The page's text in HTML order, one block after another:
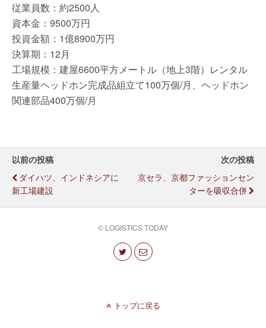
従業員数：約2500人
資本金：9500万円
投資金額：1億8900万円
決算期：12月
工場規模：建屋6600平方メートル（地上3階）レンタル
生産量ヘッドホン完成品組立て100万個/月、ヘッドホン
関連部品400万個/月
以前の投稿
ダイハツ、インドネシアに
新工場建設
次の投稿
京セラ、京都ファッションセン
ターを吸収合併
© LOGISTICS TODAY
トップに戻る